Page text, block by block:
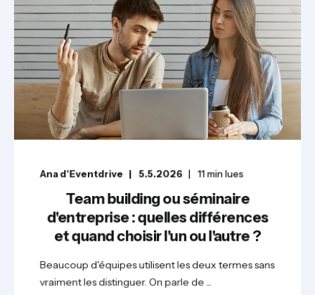
Ana d'Eventdrive 5.5.2026 11min lues
Team building ou séminaire
d'entreprise : quelles différences
et quand choisir l'un ou l'autre ?
Beaucoup d'équipes utilisent les deux termes sans
vraiment les distinguer. On parle de ...